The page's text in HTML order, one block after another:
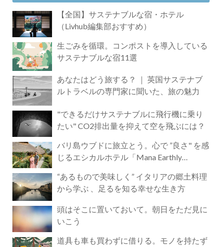
【全国】サステナブルな宿・ホテル
（Livhub編集部おすすめ）
生ごみを循環。コンポストを導入している
サステナブルな宿11選
あなたはどう旅する？ ｜ 英国サステナブ
ルトラベルの専門家に聞いた、旅の魅力
"できるだけサステナブルに飛行機に乗り
たい" CO2排出量を抑えて空を飛ぶには？
バリ島ウブドに旅立とう。心で ”良さ" を感
じるエシカルホテル「Mana Earthly
“あるもので美味しく” イタリアの郷土料理
から学ぶ 、足るを知る幸せな生き方
頭はそこに置いておいて。朝日をただ見に
いこう
道具も車も買わずに借りる。モノを持たず